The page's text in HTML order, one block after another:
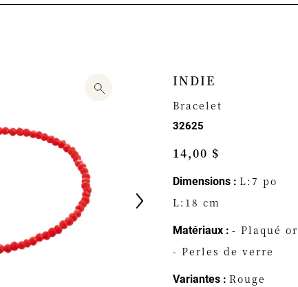
INDIE
Bracelet
32625
14,00 $
Dimensions : L:7 po
L:18 cm
Matériaux : - Plaqué or
- Perles de verre
Variantes : Rouge